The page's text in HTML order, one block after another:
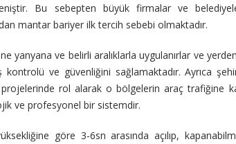
Bu sebepten büyük firmalar ve
mantar bariyer ilk tercih sebebi olmaktadır.
ve belirli aralıklarla uygulanırlar ve yerden
ve güvenliğini sağlamaktadır. Ayrıca
rol alarak o bölgelerin araç trafiğine
ve profesyonel bir sistemdir.
göre 3-6sn arasında açılıp,